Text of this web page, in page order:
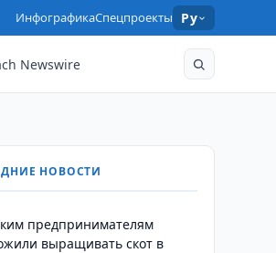
ИнфографикаСпецпроекты Ру
Newswire
НОВОСТИ
предпринимателям
выращивать скот в